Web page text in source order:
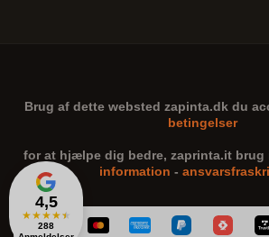
4,5
★★★★★
288
Brug af dette websted zapinta.dk du
betingelser
for at hjælpe dig bedre, zaprinta.it brug
information -